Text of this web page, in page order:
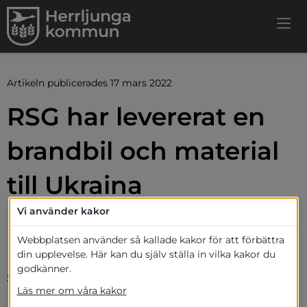
Artikeln publicerades 17 mars 2022
RSG har levererat en
brandbil och material
till Ukraina
Räddningstjänsten Storgöteborg (RSG)
har, tillsammans med
räddningstjänsterna inom RäddsamVG,
samlat ihop och levererat material till
Ukraina. Materialet transporterades i en
Vi använder kakor
Webbplatsen använder så kallade kakor för att förbättra
din upplevelse. Här kan du själv ställa in vilka kakor du
godkänner.
Läs mer om våra kakor